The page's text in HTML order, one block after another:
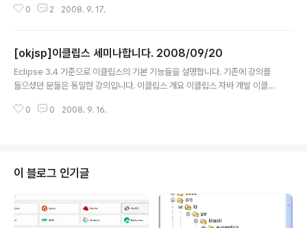
위한 공간입니다. 이런 기반 서비스들이 잘 커갔으면 좋겠
0 2 2008. 9. 17.
[okjsp]이클립스 세미나합니다. 2008/09/20
Eclipse 3.4 기준으로 이클립스의 기본 기능들을 설명합니다. 기존에 강의를
들으셨던 분들은 동일한 강의입니다. 이클립스 개요 이클립스 자바 개발 이클립
e.com) 이클립스 3.4 What's new 일시: 2008/09/20 09:00~12:00 (3
다. kenu 골뱅 okjsp.pe.kr 이름: 닉네임: 이메일: 휴대폰: 본 강의는 실습..
0 0 2008. 9. 16.
이 블로그 인기글